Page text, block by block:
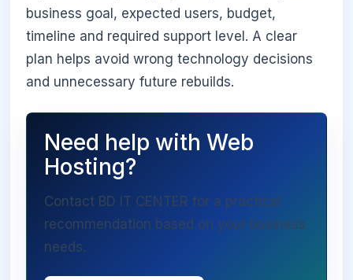
business goal, expected users, budget,
timeline and required support level. A clear
plan helps avoid wrong technology decisions
and unnecessary future rebuilds.
Need help with Web
Hosting?
Contact BD IT CENTER for a practical
recommendation based on your business
needs.